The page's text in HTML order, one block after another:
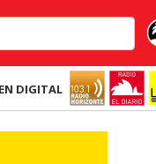
DIGITAL